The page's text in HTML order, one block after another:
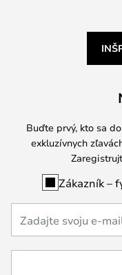
Buďte prvý, kto sa
exkluzívnych
Zákazník –